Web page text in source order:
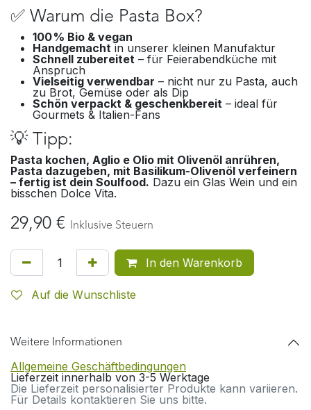
✅ Warum die Pasta Box?
100 % Bio & vegan
Handgemacht in unserer kleinen Manufaktur
Schnell zubereitet – für Feierabendküche mit
Anspruch
Vielseitig verwendbar – nicht nur zu Pasta, auch
zu Brot, Gemüse oder als Dip
Schön verpackt & geschenkbereit – ideal für
Gourmets & Italien-Fans
💡 Tipp:
Pasta kochen, Aglio e Olio mit Olivenöl anrühren,
Pasta dazugeben, mit Basilikum-Olivenöl verfeinern
– fertig ist dein Soulfood. Dazu ein Glas Wein und ein
bisschen Dolce Vita.
29,90 € Inklusive Steuern
In den Warenkorb
Auf die Wunschliste
Weitere Informationen
Allgemeine Geschäftbedingungen
Lieferzeit innerhalb von 3-5 Werktage
Die Lieferzeit personalisierter Produkte kann variieren.
Für Details kontaktieren Sie uns bitte.